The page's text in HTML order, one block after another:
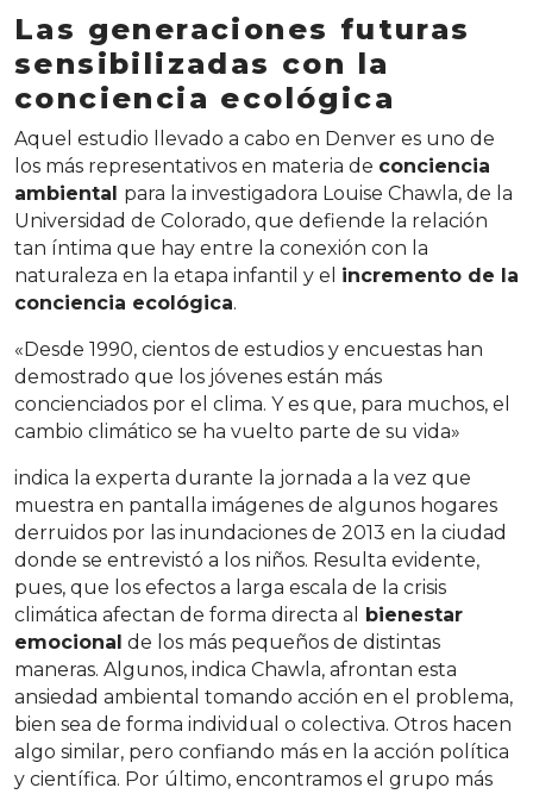
Las generaciones futuras
sensibilizadas con la
conciencia ecológica
Aquel estudio llevado a cabo en Denver es uno de
los más representativos en materia de conciencia
ambiental para la investigadora Louise Chawla, de la
Universidad de Colorado, que defiende la relación
tan íntima que hay entre la conexión con la
naturaleza en la etapa infantil y el incremento de la
conciencia ecológica.
«Desde 1990, cientos de estudios y encuestas han
demostrado que los jóvenes están más
concienciados por el clima. Y es que, para muchos, el
cambio climático se ha vuelto parte de su vida»
indica la experta durante la jornada a la vez que
muestra en pantalla imágenes de algunos hogares
derruidos por las inundaciones de 2013 en la ciudad
donde se entrevistó a los niños. Resulta evidente,
pues, que los efectos a larga escala de la crisis
climática afectan de forma directa al
bienestar
emocional de los más pequeños de distintas
maneras. Algunos, indica Chawla, afrontan esta
ansiedad ambiental tomando acción en el problema,
bien sea de forma individual o colectiva. Otros hacen
algo similar, pero confiando más en la acción política
y científica. Por último, encontramos el grupo más